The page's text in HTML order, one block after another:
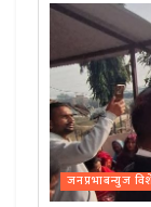
जनप्रभाबन्युज